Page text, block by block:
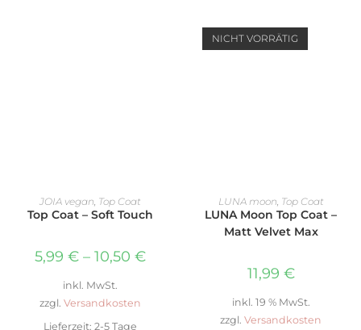
AUSFÜHRUNG WÄHLEN
JOIA vegan Top Coat
Top Coat – Soft Touch
5,99 € – 10,50 €
inkl. MwSt.
zzgl. Versandkosten
Lieferzeit: 2-5 Tage
NICHT VORRÄTIG
WEITERLESEN
LUNA moon Top Coat
LUNA Moon Top Coat –
Matt Velvet Max
11,99 €
inkl. 19 % MwSt.
zzgl. Versandkosten